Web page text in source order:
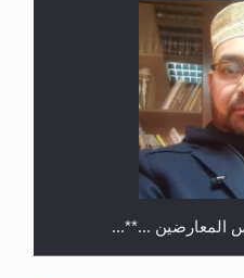
المعارضين ...**...